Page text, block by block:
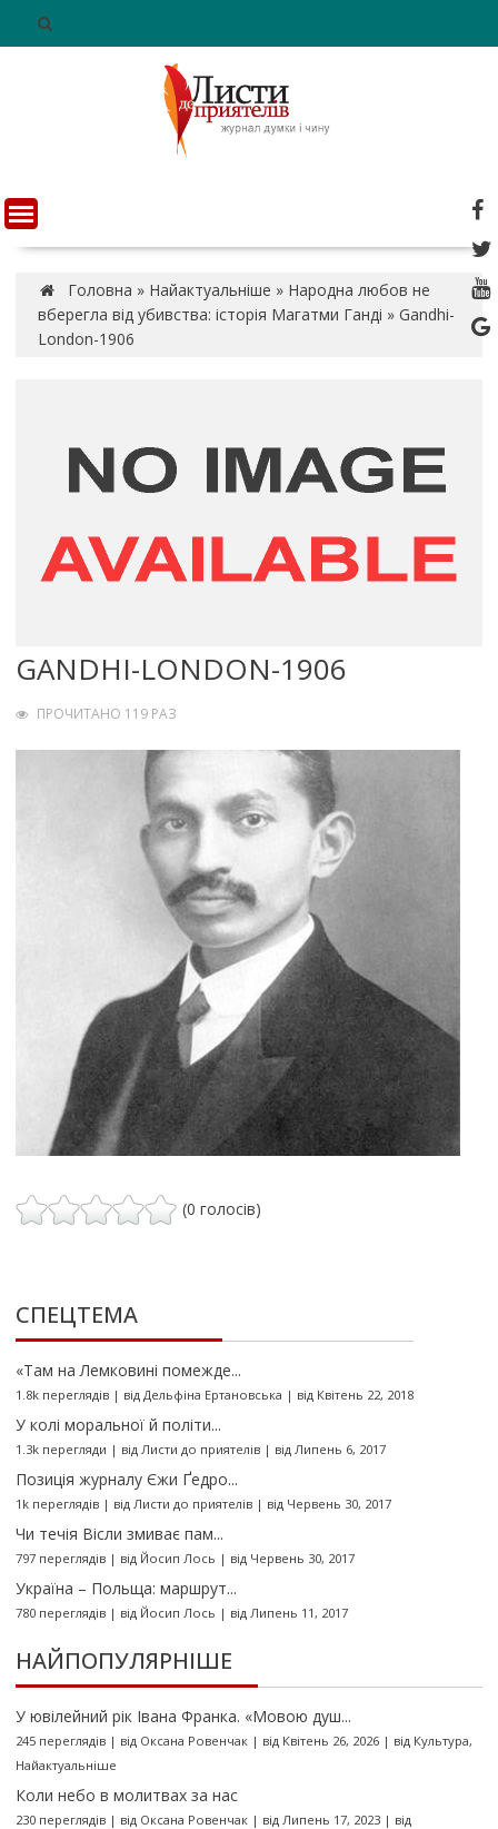
n
t
Головна » Найактуальніше » Народна любов не
вберегла від убивства: історія Магатми Ганді » Gandhi-
London-1906
GANDHI-LONDON-1906
ПРОЧИТАНО 119 РАЗ
(0 голосів)
СПЕЦТЕМА
«Там на Лемковині помежде...
1.8k переглядів| від Дельфіна Ертановська | від Квітень 22, 2018
У колі моральної й політи...
1.3k перегляди | від Листи до приятелів| від Липень 6, 2017
Позиція журналу Єжи Ґедро...
1k переглядів| від Листи до приятелів| від Червень 30, 2017
Чи течія Вісли змиває пам...
797 переглядів| від Йосип Лось | від Червень 30, 2017
Україна – Польща: маршрут...
780 переглядів| від Йосип Лось | від Липень 11, 2017
НАЙПОПУЛЯРНІШЕ
У ювілейний рік Івана Франка. «Мовою душ...
245 переглядів| від Оксана Ровенчак| від Квітень 26, 2026| від Культура,
Найактуальніше
Коли небо в молитвах за нас
230 переглядів| від Оксана Ровенчак| від Липень 17, 2023| від